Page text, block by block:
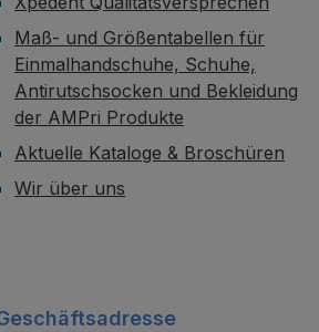
Maß- und Größentabellen für
Einmalhandschuhe, Schuhe,
Antirutschsocken und Bekleidung
der AMPri Produkte
Aktuelle Kataloge & Broschüren
Wir über uns